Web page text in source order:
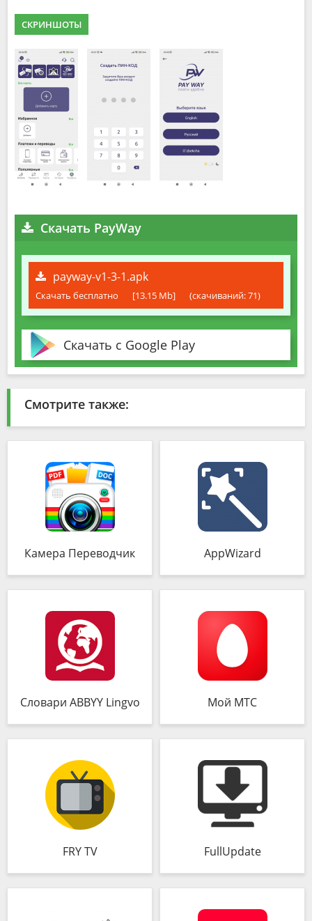
СКРИНШОТЫ
Скачать PayWay
payway-v1-3-1.apk
Скачать бесплатно [13.15 Mb] (cкачиваний: 71)
Скачать с Google Play
Смотрите также:
Камера Переводчик AppWizard
Словари ABBYY Lingvo Мой МТС
FRY TV FullUpdate